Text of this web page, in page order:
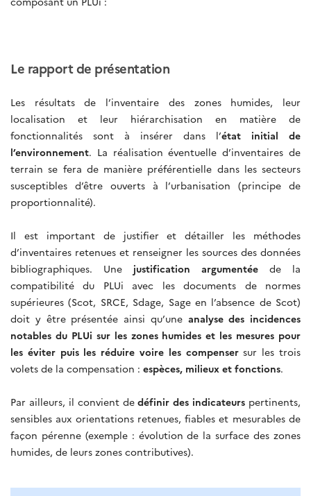
Le rapport de présentation
Les résultats de l’inventaire des zones humides, leur
localisation et leur hiérarchisation en matière de
fonctionnalités sont à insérer dans l’état initial de
l’environnement. La réalisation éventuelle d’inventaires de
terrain se fera de manière préférentielle dans les secteurs
susceptibles d’être ouverts à l’urbanisation (principe de
proportionnalité).
Il est important de justifier et détailler les méthodes
d’inventaires retenues et renseigner les sources des données
bibliographiques. Une justification argumentée de la
compatibilité du PLUi avec les documents de normes
supérieures (Scot, SRCE, Sdage, Sage en l’absence de Scot)
doit y être présentée ainsi qu’une analyse des incidences
notables du PLUi sur les zones humides et les mesures pour
les éviter puis les réduire voire les compensersur les trois
volets de la compensation : espèces, milieux et fonctions.
Par ailleurs, il convient dedéfinir des indicateurs pertinents,
sensibles aux orientations retenues, fiables et mesurables de
façon pérenne (exemple : évolution de la surface des zones
humides, de leurs zones contributives).